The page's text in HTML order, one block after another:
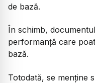
de bază.
În schimb,
performanță care
bază.
Totodată, se menține